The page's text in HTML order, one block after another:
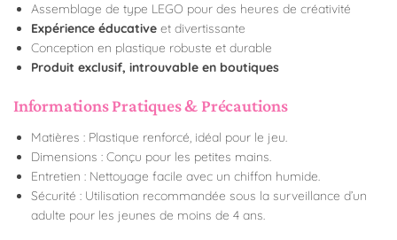
Assemblage de type LEGO pour des heures de créativité
Expérience éducative et divertissante
Conception en plastique robuste et durable
Produit exclusif, introuvable en boutiques
Informations Pratiques & Précautions
Matières : Plastique renforcé, idéal pour le jeu.
Dimensions : Conçu pour les petites mains.
Entretien : Nettoyage facile avec un chiffon humide.
Sécurité : Utilisation recommandée sous la surveillance d’un
adulte pour les jeunes de moins de 4 ans.